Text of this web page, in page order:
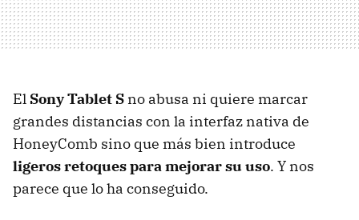
El Sony Tablet S no abusa ni quiere marcar
grandes distancias con la interfaz nativa de
HoneyComb sino que más bien introduce
ligeros retoques para mejorar su uso. Y nos
parece que lo ha conseguido.